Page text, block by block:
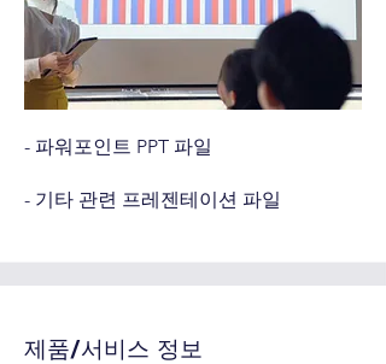
- 파워포인트 PPT 파일
- 기타 관련 프레젠테이션 파일
제품/서비스 정보